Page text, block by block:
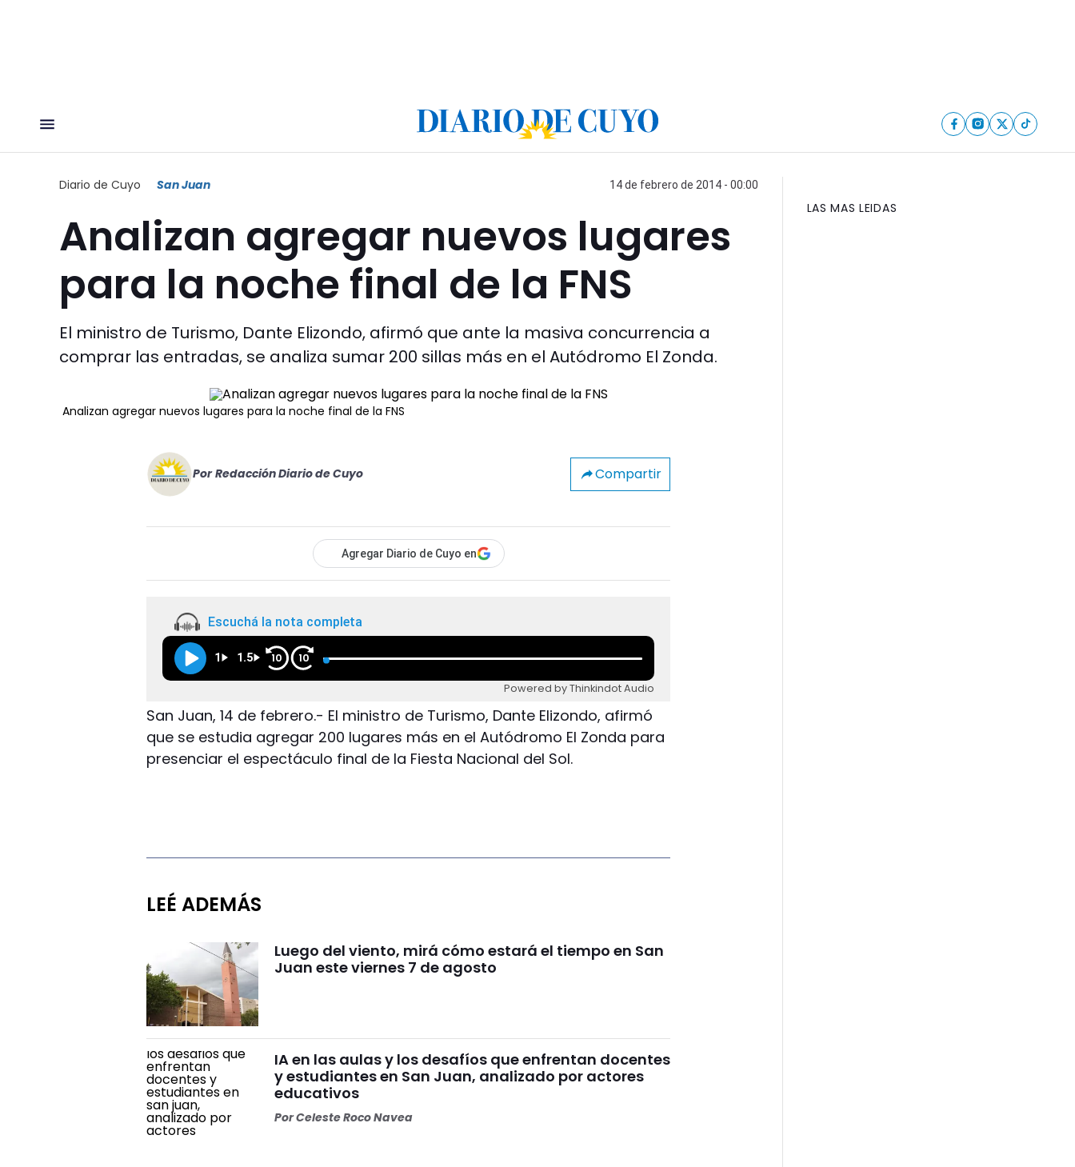
Diario de Cuyo San Juan 14 de febrero de 2014 - 00:00
Analizan agregar nuevos lugares
para la noche final de la FNS
El ministro de Turismo, Dante Elizondo, afirmó que ante la masiva concurrencia a
comprar las entradas, se analiza sumar 200 sillas más en el Autódromo El Zonda.
Analizan agregar nuevos lugares para la noche final de la FNS
Por Redacción Diario de Cuyo Compartir
Agregar Diario de Cuyo en
Escuchá la nota completa
1 1.5 10 10
Powered by Thinkindot Audio
San Juan, 14 de febrero.- El ministro de Turismo, Dante Elizondo, afirmó
que se estudia agregar 200 lugares más en el Autódromo El Zonda para
presenciar el espectáculo final de la Fiesta Nacional del Sol.
LEÉ ADEMÁS
Luego del viento, mirá cómo estará el tiempo en San
Juan este viernes 7 de agosto
IA en las aulas y los desafíos que enfrentan docentes
y estudiantes en San Juan, analizado por actores
educativos
PorCeleste Roco Navea
LAS MAS LEIDAS